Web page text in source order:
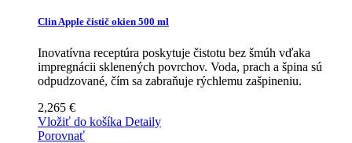
Clin Apple čistič okien 500 ml
Inovatívna receptúra poskytuje čistotu bez šmúh vďaka
impregnácii sklenených povrchov. Voda, prach a špina sú
odpudzované, čím sa zabraňuje rýchlemu zašpineniu.
2,265 €
Vložiť do košíka Detaily
Porovnať